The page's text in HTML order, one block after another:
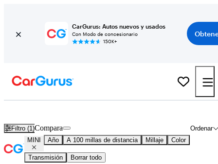
CarGurus: Autos nuevos y usados
Con Modo de concesionario
150K+
Filtro (1) Ordenar
Compara
MINI Año A 100 millas de distancia Millaje Color
Transmisión Borrar todo